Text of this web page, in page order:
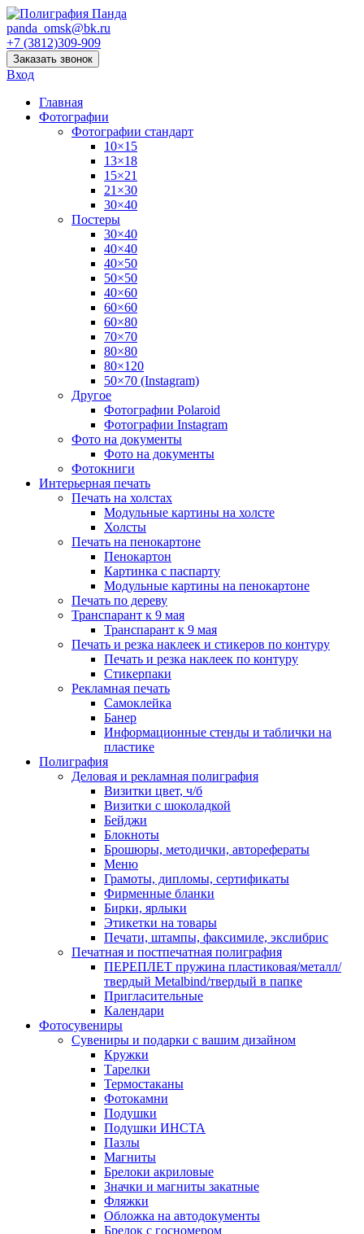
panda_omsk@bk.ru
+7 (3812)309-909
Заказать звонок
Вход
Главная
Фотографии
Фотографии стандарт
10×15
13×18
15×21
21×30
30×40
Постеры
30×40
40×40
40×50
50×50
40×60
60×60
60×80
70×70
80×80
80×120
50×70 (Instagram)
Другое
Фотографии Polaroid
Фотографии Instagram
Фото на документы
Фото на документы
Фотокниги
Интерьерная печать
Печать на холстах
Модульные картины на холсте
Холсты
Печать на пенокартоне
Пенокартон
Картинка с паспарту
Модульные картины на пенокартоне
Печать по дереву
Транспарант к 9 мая
Транспарант к 9 мая
Печать и резка наклеек и стикеров по контуру
Печать и резка наклеек по контуру
Стикерпаки
Рекламная печать
Самоклейка
Банер
Информационные стенды и таблички на
пластике
Полиграфия
Деловая и рекламная полиграфия
Визитки цвет, ч/б
Визитки с шоколадкой
Бейджи
Блокноты
Брошюры, методички, авторефераты
Меню
Грамоты, дипломы, сертификаты
Фирменные бланки
Бирки, ярлыки
Этикетки на товары
Печати, штампы, факсимиле, экслибрис
Печатная и постпечатная полиграфия
ПЕРЕПЛЕТ пружина пластиковая/металл/
твердый Metalbind/твердый в папке
Пригласительные
Календари
Фотосувениры
Сувениры и подарки с вашим дизайном
Кружки
Тарелки
Термостаканы
Фотокамни
Подушки
Подушки ИНСТА
Пазлы
Магниты
Брелоки акриловые
Значки и магниты закатные
Фляжки
Обложка на автодокументы
Брелок с госномером